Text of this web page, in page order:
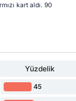
kart aldı. 90
Yüzdelik
45